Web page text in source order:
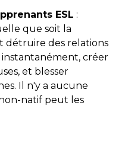
ESL :
que soit la
détruire des relations
instantanément, créer
et blesser
Il n'y a aucune
natif peut les